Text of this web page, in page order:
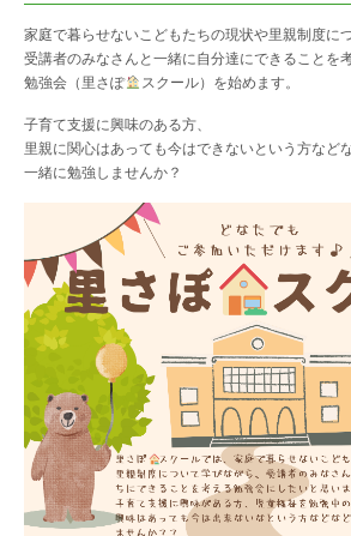
家庭で暮らせないこどもたちの現状や里親制度に
受講者のみなさんと一緒に自分達にできることを
勉強会（里さぽ
スクール）を始めます。
子育て支援に興味のある方、
里親に関心はあっても今はできないという方など
一緒に勉強しませんか？
問い合わせ・